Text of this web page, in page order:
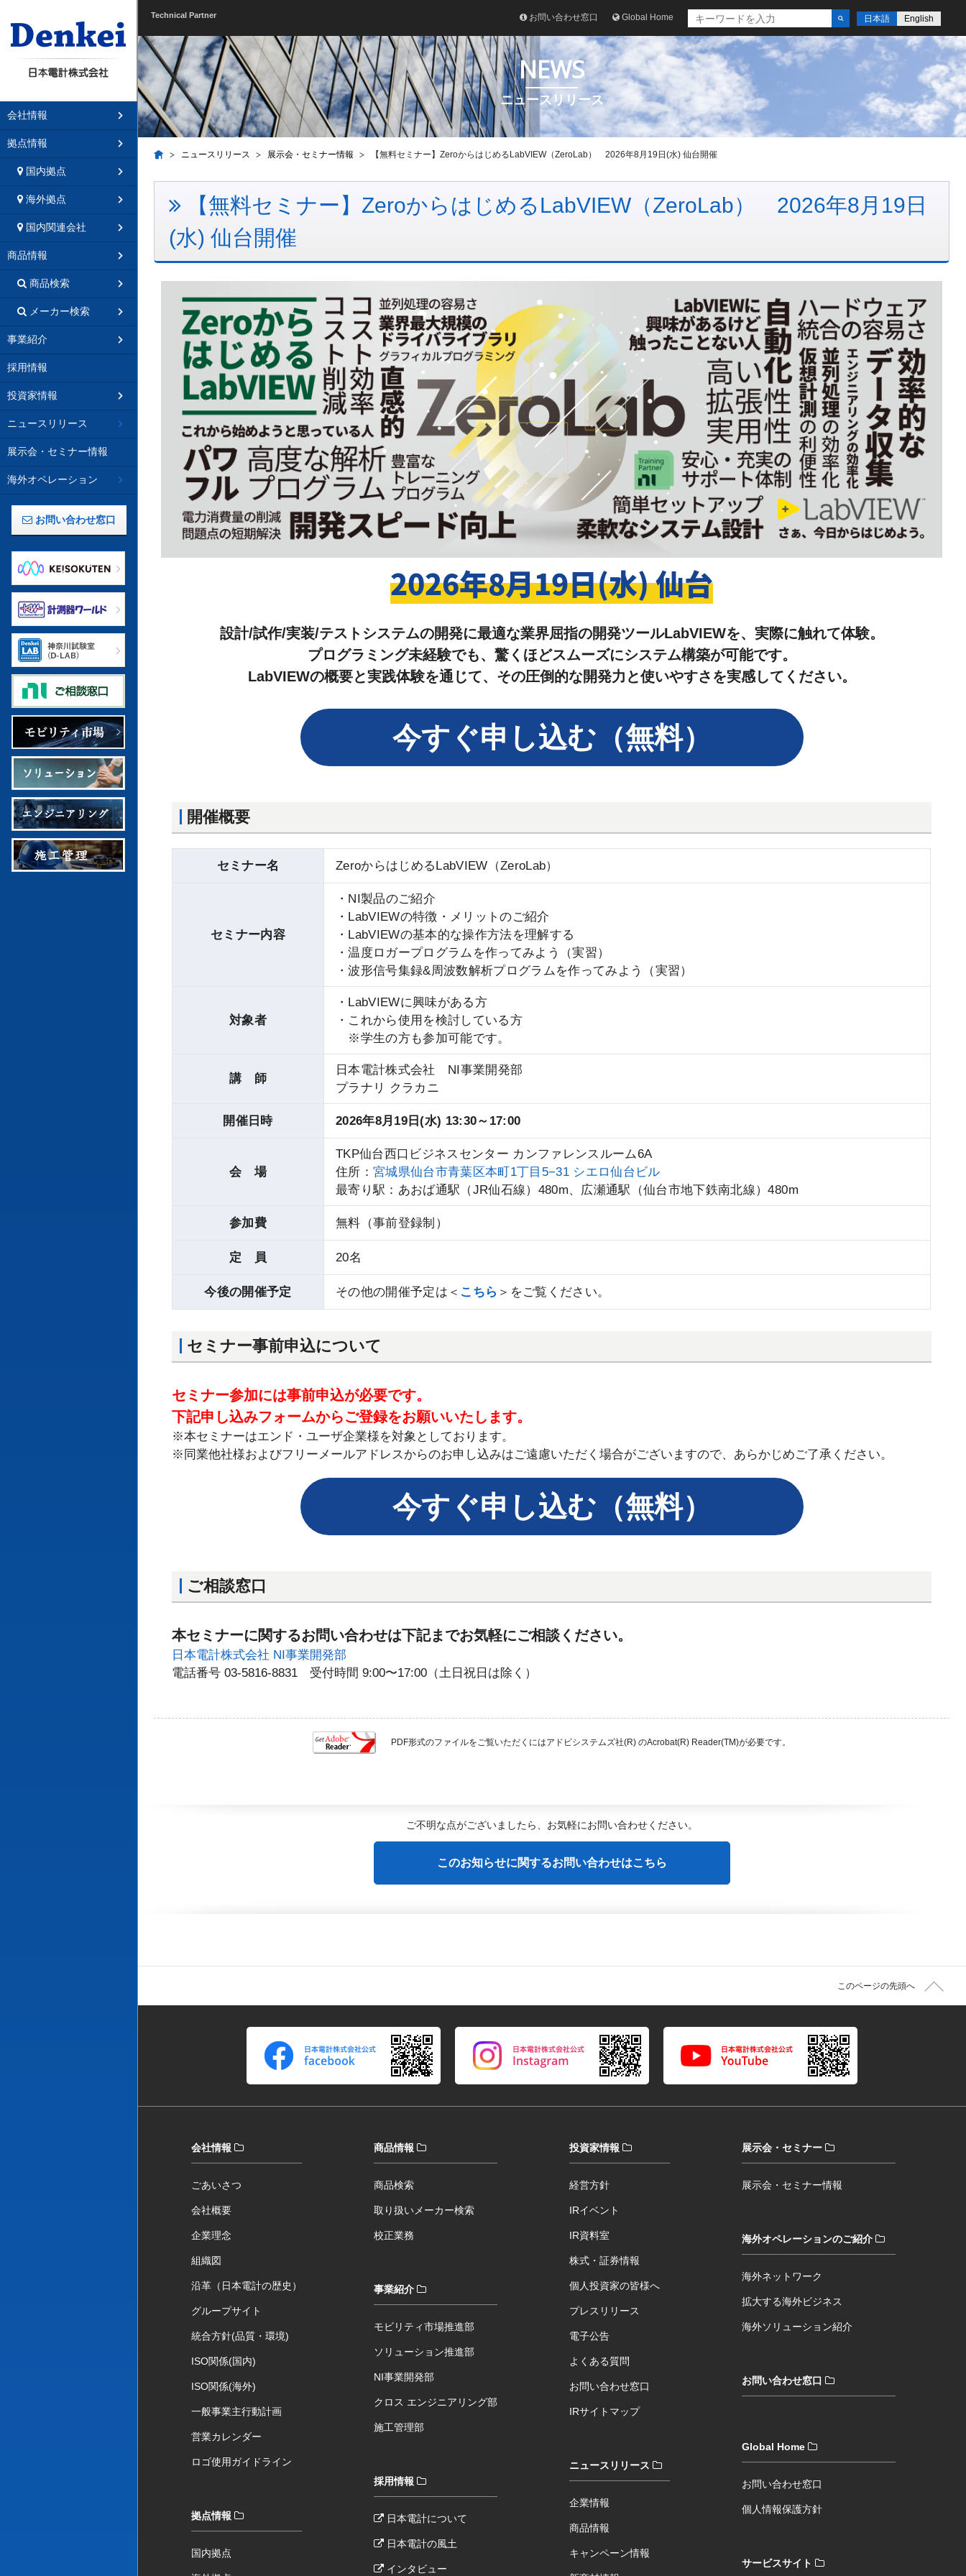
会社情報
拠点情報
国内拠点
海外拠点
国内関連会社
商品情報
商品検索
メーカー検索
事業紹介
採用情報
投資家情報
ニュースリリース
展示会・セミナー情報
海外オペレーション
お問い合わせ窓口
Technical Partner English
日本語
Global Home
お問い合わせ窓口
NEWS
ニュースリリース
ニュースリリース 展示会・セミナー情報 【無料セミナー】ZeroからはじめるLabVIEW（ZeroLab） 2026年8月19日(水) 仙台開催
【無料セミナー】ZeroからはじめるLabVIEW（ZeroLab） 2026年8月19日
(水) 仙台開催
2026年8月19日(水) 仙台
設計/試作/実装/テストシステムの開発に最適な業界屈指の開発ツールLabVIEWを、実際に触れて体験。
プログラミング未経験でも、驚くほどスムーズにシステム構築が可能です。
LabVIEWの概要と実践体験を通じて、その圧倒的な開発力と使いやすさを実感してください。
今すぐ申し込む（無料）
開催概要
セミナー名 ZeroからはじめるLabVIEW（ZeroLab）
セミナー内容
・NI製品のご紹介
・LabVIEWの特徴・メリットのご紹介
・LabVIEWの基本的な操作方法を理解する
・温度ロガープログラムを作ってみよう（実習）
・波形信号集録&周波数解析プログラムを作ってみよう（実習）
対象者
・LabVIEWに興味がある方
・これから使用を検討している方
※学生の方も参加可能です。
講 師
日本電計株式会社 NI事業開発部
プラナリ クラカニ
開催日時 2026年8月19日(水) 13:30～17:00
会 場
TKP仙台西口ビジネスセンター カンファレンスルーム6A
住所：宮城県仙台市青葉区本町1丁目5−31 シエロ仙台ビル
最寄り駅：あおば通駅（JR仙石線）480m、広瀬通駅（仙台市地下鉄南北線）480m
参加費 無料（事前登録制）
定 員 20名
今後の開催予定 その他の開催予定は＜ こちら ＞をご覧ください。
セミナー事前申込について
セミナー参加には事前申込が必要です。
下記申し込みフォームからご登録をお願いいたします。
※本セミナーはエンド・ユーザ企業様を対象としております。
※同業他社様およびフリーメールアドレスからのお申し込みはご遠慮いただく場合がございますので、あらかじめご了承ください。
今すぐ申し込む（無料）
ご相談窓口
本セミナーに関するお問い合わせは下記までお気軽にご相談ください。
日本電計株式会社 NI事業開発部
電話番号 03-5816-8831 受付時間 9:00〜17:00（土日祝日は除く）
PDF形式のファイルをご覧いただくにはアドビシステムズ社(R) のAcrobat(R) Reader(TM)が必要です。
ご不明な点がございましたら、 お気軽にお問い合わせください。
このお知らせに関するお問い合わせはこちら
このページの先頭へ
会社情報
ごあいさつ
会社概要
企業理念
組織図
沿革（日本電計の歴史）
グループサイト
統合方針(品質・環境)
ISO関係(国内)
ISO関係(海外)
一般事業主行動計画
営業カレンダー
ロゴ使用ガイドライン
拠点情報
国内拠点
商品情報
商品検索
取り扱いメーカー検索
校正業務
事業紹介
モビリティ市場推進部
ソリューション推進部
NI事業開発部
クロス エンジニアリング部
施工管理部
採用情報
日本電計について
日本電計の風土
インタビュー
投資家情報
経営方針
IRイベント
IR資料室
株式・証券情報
個人投資家の皆様へ
プレスリリース
電子公告
よくある質問
お問い合わせ窓口
IRサイトマップ
ニュースリリース
企業情報
商品情報
キャンペーン情報
展示会・セミナー
展示会・セミナー情報
海外オペレーションのご紹介
海外ネットワーク
拡大する海外ビジネス
海外ソリューション紹介
お問い合わせ窓口
Global Home
お問い合わせ窓口
個人情報保護方針
サービスサイト